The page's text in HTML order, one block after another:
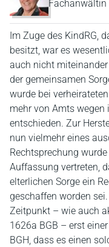
Im Zuge des KindRG,
besitzt, war es
auch nicht
der gemeinsamen
wurde bei
mehr von Amts wegen
entschieden. Zur
nun vielmehr eines
Rechtsprechung
Auffassung vertreten,
elterlichen Sorge ein
geschaffen worden
Zeitpunkt – wie auch
1626a BGB – erst
BGH, dass es einen